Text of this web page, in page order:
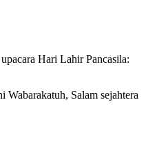
Hari Lahir Pancasila:
Wabarakatuh, Salam sejahtera